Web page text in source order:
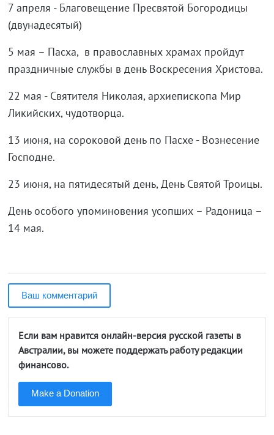
7 апреля - Благовещение Пресвятой Богородицы
(двунадесятый)
5 мая – Пасха, в православных храмах пройдут
праздничные службы в день Воскресения Христова.
22 мая - Святителя Николая, архиепископа Мир
Ликийских, чудотворца.
13 июня, на сороковой день по Пасхе - Вознесение
Господне.
23 июня, на пятидесятый день, День Святой Троицы.
День особого упоминовения усопших – Радоница –
14 мая.
Ваш комментарий
Если вам нравится онлайн-версия русской газеты в
Австралии, вы можете поддержать работу редакции
финансово.
Make a Donation